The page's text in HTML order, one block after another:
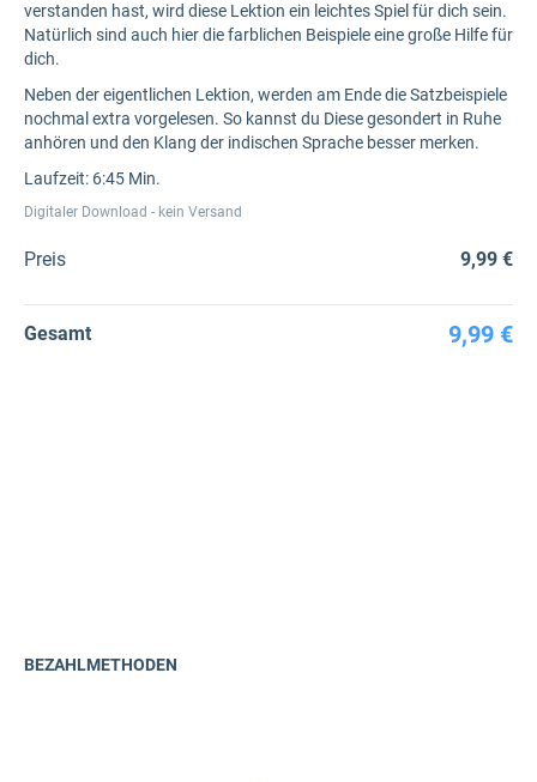
verstanden hast, wird diese Lektion ein leichtes Spiel für dich sein.
Natürlich sind auch hier die farblichen Beispiele eine große Hilfe für
dich.
Neben der eigentlichen Lektion, werden am Ende die Satzbeispiele
nochmal extra vorgelesen. So kannst du Diese gesondert in Ruhe
anhören und den Klang der indischen Sprache besser merken.
Laufzeit: 6:45 Min.
Digitaler Download - kein Versand
Preis 9,99 €
Gesamt 9,99 €
BEZAHLMETHODEN